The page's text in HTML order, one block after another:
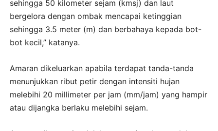
sehingga 50 kilometer sejam (kmsj) dan laut
bergelora dengan ombak mencapai ketinggian
sehingga 3.5 meter (m) dan berbahaya kepada bot-
bot kecil,” katanya.
Amaran dikeluarkan apabila terdapat tanda-tanda
menunjukkan ribut petir dengan intensiti hujan
melebihi 20 millimeter per jam (mm/jam) yang hampir
atau dijangka berlaku melebihi sejam.